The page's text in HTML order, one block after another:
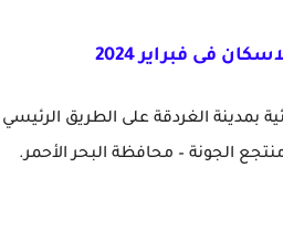
فى فبراير 2024
بمدينة الغردقة على الطريق